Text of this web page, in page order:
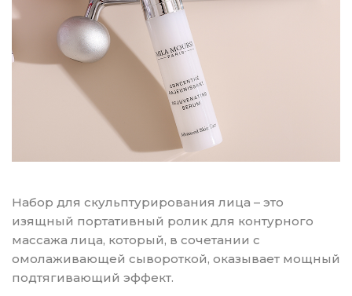
Набор для скульптурирования лица – это
изящный портативный ролик для контурного
массажа лица, который, в сочетании с
омолаживающей сывороткой, оказывает мощный
подтягивающий эффект.